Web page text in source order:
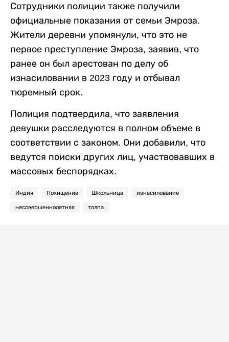
Сотрудники полиции также получили
официальные показания от семьи Эмроза.
Жители деревни упомянули, что это не
первое преступление Эмроза, заявив, что
ранее он был арестован по делу об
изнасиловании в 2023 году и отбывал
тюремный срок.
Полиция подтвердила, что заявления
девушки расследуются в полном объеме в
соответствии с законом. Они добавили, что
ведутся поиски других лиц, участвовавших в
массовых беспорядках.
Индия Похищение Школьница изнасилование
несовершеннолетняя толпа